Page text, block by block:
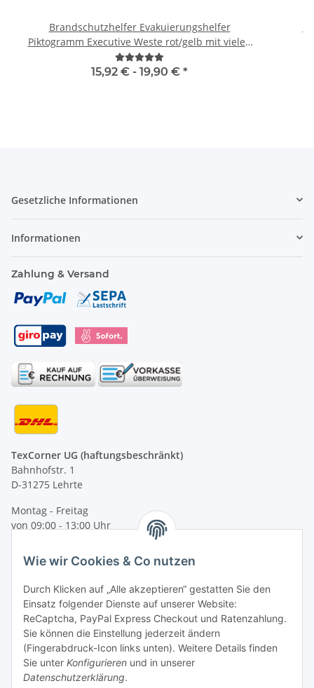
Brandschutzhelfer Evakuierungshelfer
Piktogramm Executive Weste rot/gelb mit vielen
Taschen S-3XL
15,92 € - 19,90 € *
Gesetzliche Informationen
Informationen
Zahlung & Versand
TexCorner UG (haftungsbeschränkt)
Bahnhofstr. 1
D-31275 Lehrte
Montag - Freitag
von 09:00 - 13:00 Uhr
Tel: +49 (0) 5132 8230689
E-Mail:mail@texcorner.de
Wie wir Cookies & Co nutzen
Durch Klicken auf „Alle akzeptieren“ gestatten Sie den
Einsatz folgender Dienste auf unserer Website:
ReCaptcha, PayPal Express Checkout und Ratenzahlung.
Sie können die Einstellung jederzeit ändern
(Fingerabdruck-Icon links unten). Weitere Details finden
Sie unter Konfigurieren und in unserer
Datenschutzerklärung.